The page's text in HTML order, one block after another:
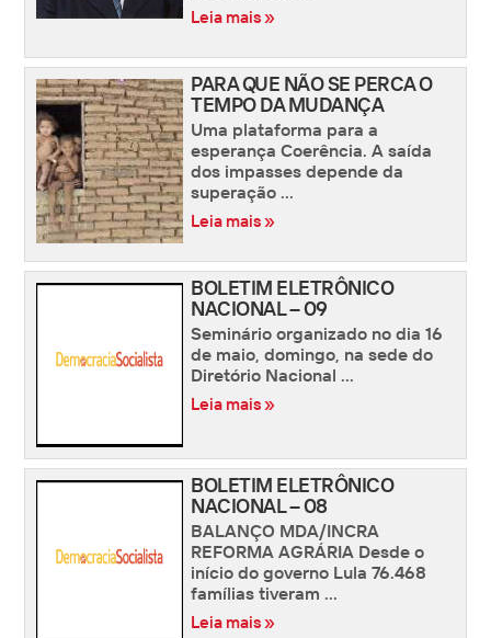
Leia mais »
PARA QUE NÃO SE PERCA O
TEMPO DA MUDANÇA
Uma plataforma para a
esperança Coerência. A saída
dos impasses depende da
superação ...
Leia mais »
BOLETIM ELETRÔNICO
NACIONAL – 09
Seminário organizado no dia 16
de maio, domingo, na sede do
Diretório Nacional ...
Leia mais »
BOLETIM ELETRÔNICO
NACIONAL – 08
BALANÇO MDA/INCRA
REFORMA AGRÁRIA Desde o
início do governo Lula 76.468
famílias tiveram ...
Leia mais »